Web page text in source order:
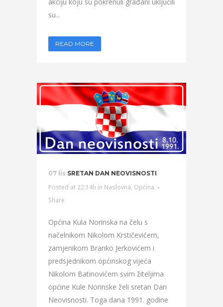
su...
READ MORE
07 lis SRETAN DAN NEOVISNOSTI
Posted at 22:14h in Naslovna, Općina
Share
Općina Kula Norinska na čelu s
načelnikom Nikolom Krstičevićem,
zamjenikom Branko Jerkovićem i
predsjednikom općinskog vijeća
Nikolom Batinovićem svim žiteljima
općine Kule Norinske želi sretan Dan
Neovisnosti. Toga dana 1991. godine